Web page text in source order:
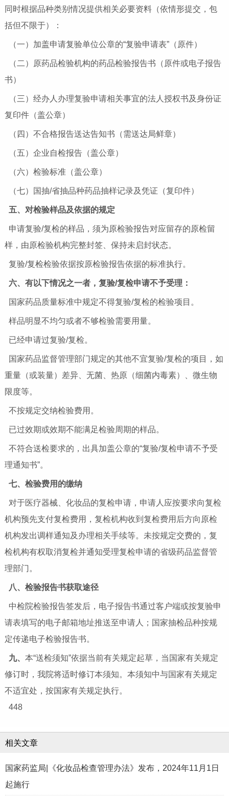
同时根据品种类别情况提供相关必要资料（依情形提交，包
括但不限于）：
（一）加盖申请复验单位公章的“复验申请表”（原件）
（二）原药品检验机构的药品检验报告书（原件或电子报告
书）
（三）经办人办理复验申请相关事宜的法人授权书及身份证
复印件（盖公章）
（四）不合格报告送达告知书（需送达局鲜章）
（五）企业自检报告（盖公章）
（六）检验标准（盖公章）
（七）国抽/省抽品种药品抽样记录及凭证（复印件）
五、对检验样品及依据的规定
申请复验/复检的样品，须为原检验报告对应留存的原检留
样，由原检验机构完整封签、保持未启封状态。
复验/复检检验依据按原检验报告依据的标准执行。
六、有以下情况之一者，复验/复检申请不予受理：
国家药品质量标准中规定不得复验/复检的检验项目。
样品明显不均匀或者不够检验需要用量。
已经申请过复验/复检。
国家药品监督管理部门规定的其他不宜复验/复检的项目，如
重量（或装量）差异、无菌、热原（细菌内毒素）、微生物
限度等。
不按规定交纳检验费用。
已过效期或效期不能满足检验周期的样品。
不符合送检要求的，出具加盖公章的“复验/复检申请不予受
理通知书”。
七、检验费用的缴纳
对于医疗器械、化妆品的复检申请，申请人应按要求向复检
机构预先支付复检费用，复检机构收到复检费用后方向原检
机构发出调样通知及办理相关手续等。未按规定交费的，复
检机构有权取消复检并通知受理复检申请的省级药品监督管
理部门。
八、检验报告书获取途径
中检院检验报告签发后，电子报告书通过客户端或按复验申
请表填写的电子邮箱地址推送至申请人；国家抽检品种按规
定传递电子检验报告书。
九、 本“送检须知”依据当前有关规定起草，当国家有关规定
修订时，我院将适时修订本须知。本须知中与国家有关规定
不适宜处，按国家有关规定执行。
448
相关文章
国家药监局|《化妆品检查管理办法》发布，2024年11月1日
起施行